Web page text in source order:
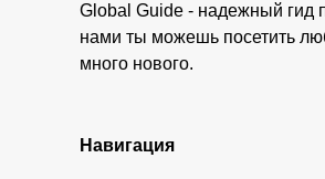
Global Guide - надежный гид
нами ты можешь посетить
много нового.
Навигация